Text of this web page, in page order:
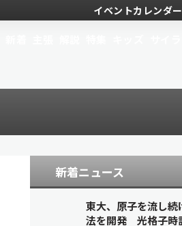
イベントカレンダー
新着ニュース
東大、原子を流し続
法を開発 光格子時